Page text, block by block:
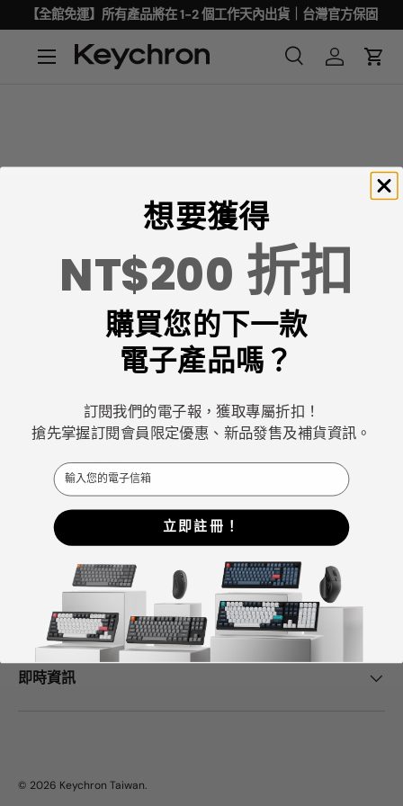
【全館免運】所有產品將在 1-2 個工作天內出貨｜台灣官方保固
Keychron專注於設計和製造高品質的鍵盤和滑鼠。
CNN、《紐約時報》、《The Verge》、《Wired》和
《PCWorld》都將Keychron評為最佳機械鍵盤製造商之
佳機械式鍵盤選擇。
FacebookYouTubeInstagram
Keychron中心
幫助與支持
即時資訊
© 2026 Keychron Taiwan.
想要獲得
NT$200 折扣
購買您的下一款
電子產品嗎？
訂閱我們的電子報，獲取專屬折扣！
搶先掌握訂閱會員限定優惠、新品發售及補貨資訊。
Email
立即註冊！